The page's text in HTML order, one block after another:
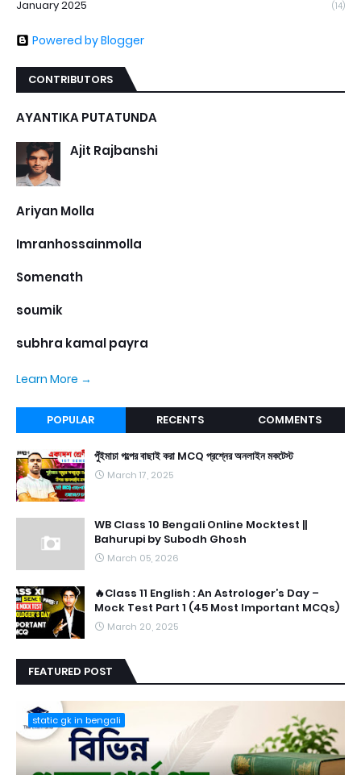
January 2025 (14)
Powered by Blogger
CONTRIBUTORS
AYANTIKA PUTATUNDA
Ajit Rajbanshi
Ariyan Molla
Imranhossainmolla
Somenath
soumik
subhra kamal payra
Learn More →
POPULAR RECENTS COMMENTS
পুঁইমাচা গল্পের বাছাই করা MCQ প্রশ্নের অনলাইন মকটেস্ট
March 17, 2025
WB Class 10 Bengali Online Mocktest ||
Bahurupi by Subodh Ghosh
March 05, 2026
🔥Class 11 English : An Astrologer’s Day –
Mock Test Part 1 (45 Most Important MCQs)
March 20, 2025
FEATURED POST
static gk in bengali